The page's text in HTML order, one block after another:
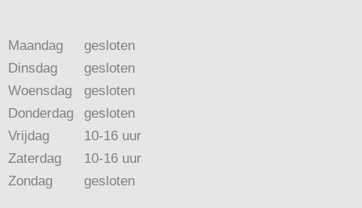
Maandag
Dinsdag
Woensdag
Donderdag
Vrijdag
Zaterdag
Zondag
gesloten
gesloten
gesloten
gesloten
10-16 uur
10-16 uur
gesloten